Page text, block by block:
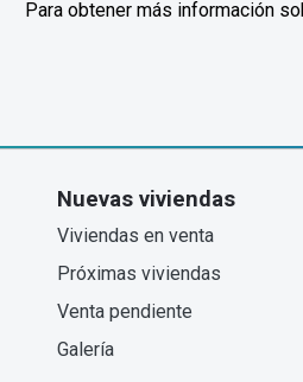
Para obtener más información
Nuevas viviendas
Viviendas en venta
Próximas viviendas
Venta pendiente
Galería